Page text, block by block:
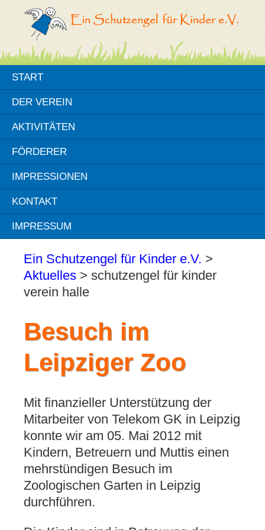
START
DER VEREIN
AKTIVITÄTEN
FÖRDERER
IMPRESSIONEN
KONTAKT
IMPRESSUM
Ein Schutzengel für Kinder e.V. >
Aktuelles > schutzengel für kinder
verein halle
Besuch im
Leipziger Zoo
Mit finanzieller Unterstützung der
Mitarbeiter von Telekom GK in Leipzig
konnte wir am 05. Mai 2012 mit
Kindern, Betreuern und Muttis einen
mehrstündigen Besuch im
Zoologischen Garten in Leipzig
durchführen.